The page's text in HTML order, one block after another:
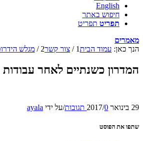
English
חיפוש באתר
תפריט תפריט
מאמרים
הנך כאן: עמוד הבית1
/ צור קשר2
/ מגלש
המדרון כשנתיים לאחר עבודות
29 בינואר 2017 /0 תגובות /על ידי ayala
שתפו את הפוסט